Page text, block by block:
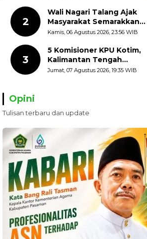
2
Wali Nagari Talang Ajak
Masyarakat Semarakkan
HUT ke-81 Kemerdekaan RI
Bendera Merah Putih
Kamis, 06 Agustus 2026, 23:56 WIB
3
5 Komisioner KPU Kotim,
Kalimantan Tengah
Ditetapkan Tersangka,
Jumat, 07 Agustus 2026, 19:35 WIB
Opini
Tulisan terbaru dan update